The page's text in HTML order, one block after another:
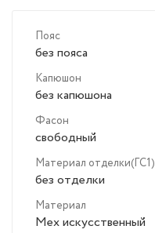
Пояс
без пояса
Капюшон
без капюшона
Фасон
свободный
Материал отделки(ГС1)
без отделки
Материал
Мех искусственный